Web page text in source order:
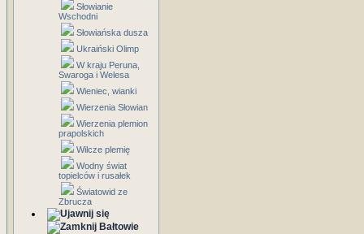
Słowianie
Wschodni
Słowiańska dusza
Ukraiński Olimp
W kraju Peruna,
Swaroga i Welesa
Wieniec, wianki
Wierzenia Słowian
Wierzenia plemion
prapolskich
Wilcze plemię
Wodny świat
topielców i rusałek
Światowid ze
Zbrucza
Bałtowie